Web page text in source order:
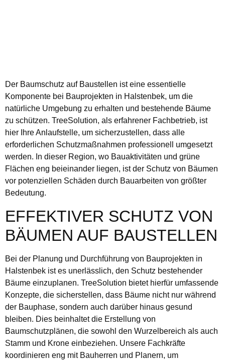
Der Baumschutz auf Baustellen ist eine essentielle
Komponente bei Bauprojekten in Halstenbek, um die
natürliche Umgebung zu erhalten und bestehende Bäume
zu schützen. TreeSolution, als erfahrener Fachbetrieb, ist
hier Ihre Anlaufstelle, um sicherzustellen, dass alle
erforderlichen Schutzmaßnahmen professionell umgesetzt
werden. In dieser Region, wo Bauaktivitäten und grüne
Flächen eng beieinander liegen, ist der Schutz von Bäumen
vor potenziellen Schäden durch Bauarbeiten von größter
Bedeutung.
EFFEKTIVER SCHUTZ VON
BÄUMEN AUF BAUSTELLEN
Bei der Planung und Durchführung von Bauprojekten in
Halstenbek ist es unerlässlich, den Schutz bestehender
Bäume einzuplanen. TreeSolution bietet hierfür umfassende
Konzepte, die sicherstellen, dass Bäume nicht nur während
der Bauphase, sondern auch darüber hinaus gesund
bleiben. Dies beinhaltet die Erstellung von
Baumschutzplänen, die sowohl den Wurzelbereich als auch
Stamm und Krone einbeziehen. Unsere Fachkräfte
koordinieren eng mit Bauherren und Planern, um